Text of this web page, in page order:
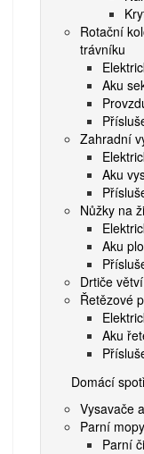
Rotační
trávníku
Aku
Zahradní
Aku
Nůžky na
Aku
Drtiče větví
Řetězové
Aku
Domácí
Vysavače
Parní
Parní